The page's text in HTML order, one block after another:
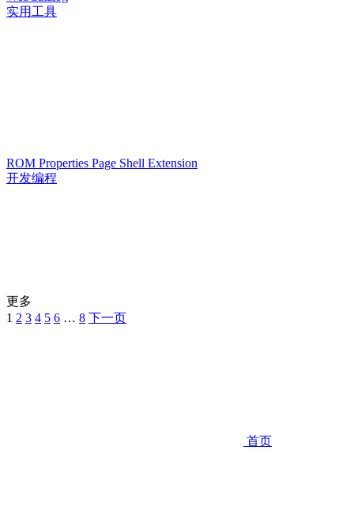
实用工具
ROM Properties Page Shell Extension
开发编程
更多
1 2 3 4 5 6 … 8 下一页
首页